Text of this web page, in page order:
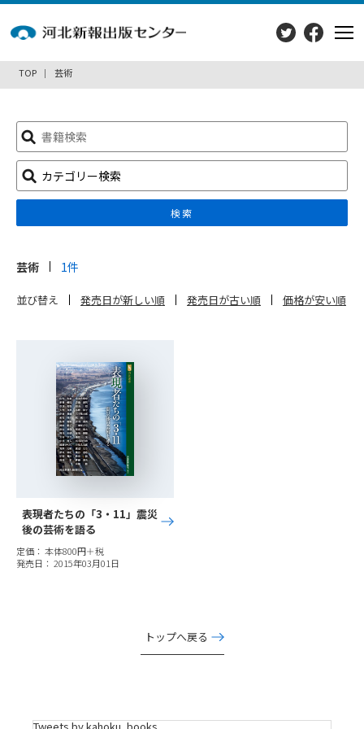
TOP 芸術
検
索:
カテゴリー検索
検索
芸術 1件
並び替え 発売日が新しい順 発売日が古い順 価格が安い順
表現者たちの「3・11」震災
後の芸術を語る
定価： 本体800円＋税
発売日： 2015年03月01日
トップへ戻る